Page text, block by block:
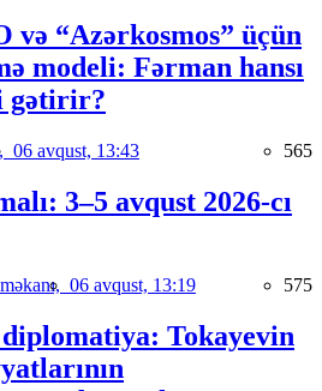
və “Azərkosmos” üçün
modeli: Fərman hansı
gətirir?
06 avqust, 13:43 565
3–5 avqust 2026-cı
06 avqust, 13:19 575
Tokayevin